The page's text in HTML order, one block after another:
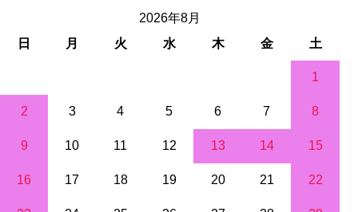
2026年8月
日
月 火 水 木 金 土
1
2 3 4 5 6 7 8
9 10 11 12 13 14 15
16 17 18 19 20 21 22